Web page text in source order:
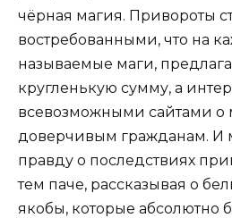
чёрная магия. Привороты
востребованными, что на
называемые маги,
кругленькую сумму, а
всевозможными сайтами о
доверчивым гражданам. И
правду о последствиях
тем паче, рассказывая о
якобы, которые абсолютно